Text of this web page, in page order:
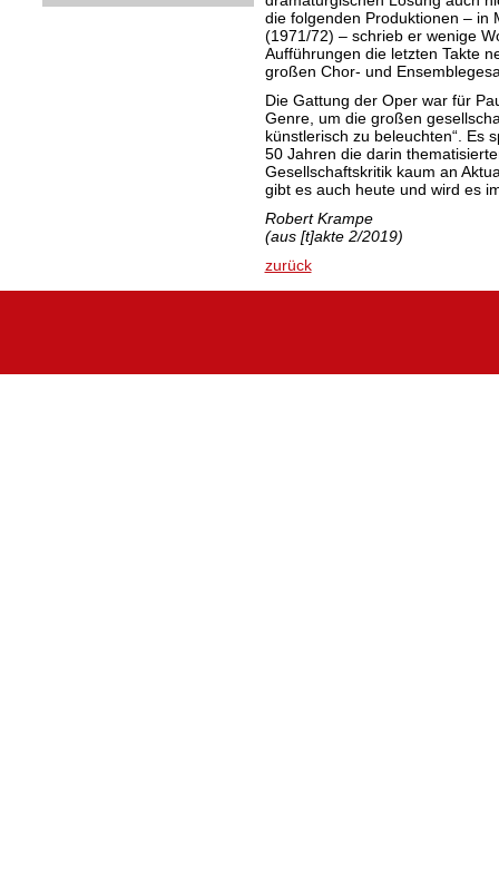
die folgenden Produktionen – in
(1971/72) – schrieb er wenige
Aufführungen die letzten Takte
großen Chor- und
Die Gattung der Oper war für
Genre, um die großen
künstlerisch zu beleuchten“. Es
50 Jahren die darin
Gesellschaftskritik kaum an
gibt es auch heute und wird es
Robert Krampe
(aus [t]akte 2/2019)
zurück